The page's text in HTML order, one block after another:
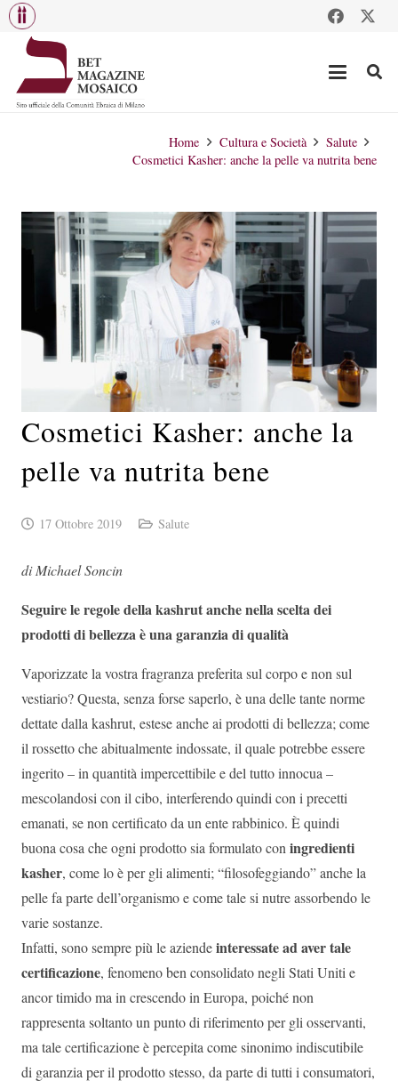
Home Cultura e Società
Salute
Cosmetici Kasher: anche la pelle va nutrita bene
Cosmetici Kasher: anche la
pelle va nutrita bene
17 Ottobre 2019 Salute
di Michael Soncin
Seguire le regole della kashrut anche nella scelta dei
prodotti di bellezza è una garanzia di qualità
Vaporizzate la vostra fragranza preferita sul corpo e non sul
vestiario? Questa, senza forse saperlo, è una delle tante norme
dettate dalla kashrut, estese anche ai prodotti di bellezza; come
il rossetto che abitualmente indossate, il quale potrebbe essere
ingerito – in quantità impercettibile e del tutto innocua –
mescolandosi con il cibo, interferendo quindi con i precetti
emanati, se non certificato da un ente rabbinico. È quindi
buona cosa che ogni prodotto sia formulato coningredienti
kasher, come lo è per gli alimenti; “filosofeggiando” anche la
pelle fa parte dell’organismo e come tale si nutre assorbendo le
varie sostanze.
Infatti, sono sempre più le aziendeinteressate ad aver tale
certificazione, fenomeno ben consolidato negli Stati Uniti e
ancor timido ma in crescendo in Europa, poiché non
rappresenta soltanto un punto di riferimento per gli osservanti,
ma tale certificazione è percepita come sinonimo indiscutibile
di garanzia per il prodotto stesso, da parte di tutti i consumatori,